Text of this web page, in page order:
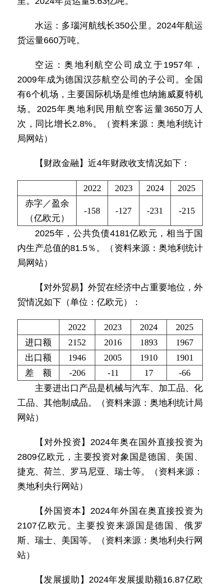
水运：多瑙河航线长350公里。2024年航运
货运量660万吨。
空运：奥地利航空公司成立于1957年，
2009年成为德国汉莎航空公司的子公司。全国
有6个机场，主要国际机场是维也纳施威夏特机
场。2025年奥地利民用航空客运量3650万人
次，同比增长2.8%。（资料来源：奥地利统计
局网站）
【财政金融】近4年财政收支情况如下：
2022 2023 2024
2025
赤字／盈余
（亿欧元）
-158 -127 -231 -215
2025年，公共负债4181亿欧元，相当于国
内生产总值的81.5％。（资料来源：奥地利统计
局网站）
【对外贸易】外贸在经济中占重要地位，外
贸情况如下（单位：亿欧元）：
2022 2023 2024
2025
进口额
2152 2016 1893
1967
出口额
1946 2005 1910
1901
差 额
-206 -11 17
-66
主要进出口产品是机械与汽车、加工品、化
工品、其他制成品。（资料来源：奥地利统计局
网站）
【对外投资】2024年奥在国外直接投资为
2809亿欧元，主要投资对象国是德国、美国、
捷克、荷兰、罗马尼亚、瑞士等。（资料来源：
奥地利央行网站）
【外国资本】2024年外国在奥直接投资为
2107亿欧元。主要投资来源国是德国、俄罗
斯、瑞士、美国等。（资料来源：奥地利央行网
站）
【发展援助】2024年发展援助额16.87亿欧